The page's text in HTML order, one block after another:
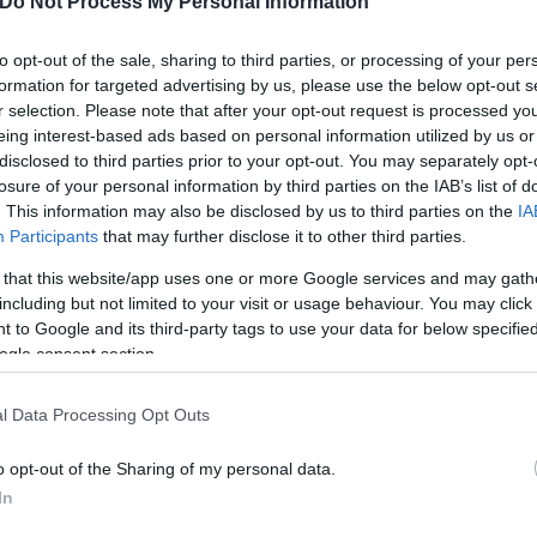
opt-out of the sale, sharing to third parties, or processing of your
for targeted advertising by us, please use the below opt-out
selection. Please note that after your opt-out request is processed
interest-based ads based on personal information utilized by us
to third parties prior to your opt-out. You may separately
of your personal information by third parties on the IAB’s list of
This information may also be disclosed by us to third parties on the
Participants that may further disclose it to other third parties.
that this website/app uses one or more Google services and may
but not limited to your visit or usage behaviour. You may
to Google and its third-party tags to use your data for below
consent section.
Data Processing Opt Outs
opt-out of the Sharing of my personal data.
of HR on jumbotron looking cozy during their
yuy2R5FAEc
(@BuzzingPop)July 17, 2025
που «έκαψε» το
το βίντεο με τη viral αντίδραση του
θύελλα που προκαλούσε. Σχόλια τόσο για το
συνδέονται και επαγγελματικά.
έδωσε μία αφοπλιστική απάντηση που τις
win stupid prizes».